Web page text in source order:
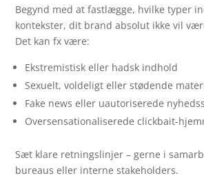
Begynd med at fastlægge, hvilke typer
kontekster, dit brand absolut ikke vil
Det kan fx være:
Ekstremistisk eller hadsk indhold
Sexuelt, voldeligt eller stødende
Fake news eller uautoriserede
Oversensationaliserede clickbait-
Sæt klare retningslinjer – gerne i
bureaus eller interne stakeholders.